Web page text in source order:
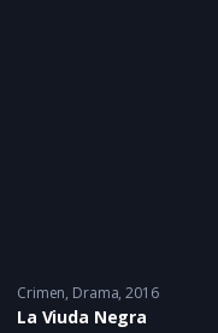
2005 - 2005
Crimen, Drama 2016
La Viuda Negra